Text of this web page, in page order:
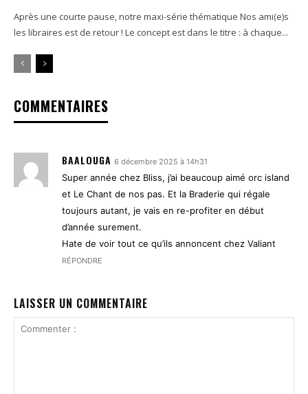
Après une courte pause, notre maxi-série thématique Nos ami(e)s
les libraires est de retour ! Le concept est dans le titre : à chaque...
COMMENTAIRES
BAALOUGA 6 décembre 2025 à 14h31
Super année chez Bliss, j’ai beaucoup aimé orc island
et Le Chant de nos pas. Et la Braderie qui régale
toujours autant, je vais en re-profiter en début
d’année surement.
Hate de voir tout ce qu’ils annoncent chez Valiant
RÉPONDRE
LAISSER UN COMMENTAIRE